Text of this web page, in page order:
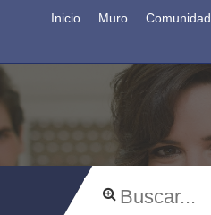
Inicio Muro Comunidad